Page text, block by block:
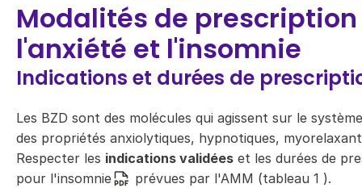
Modalités de prescription
l'anxiété et l'insomnie
Indications et durées de
Les BZD sont des molécules qui agissent sur le
des propriétés anxiolytiques, hypnotiques,
Respecter les indications validées et les durées de
pour l'insomnie
prévues par l'AMM (tableau 1 ).